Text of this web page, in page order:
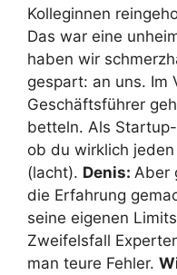
Kolleginnen
Das war eine
haben wir
gespart: an uns. Im
Geschäftsführer
betteln. Als
ob du wirklich
(lacht). Denis: Aber
die Erfahrung
seine eigenen
Zweifelsfall
man teure Fehler.